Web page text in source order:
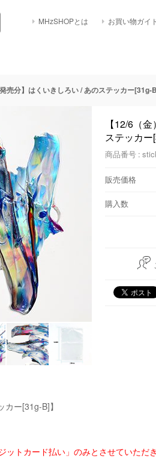
MHzSHOPとは お買い物ガイ
売分】はくいきしろい / あのステッカー[31g-
【12/6（
ステッカー
商品番号 :
販売価格
購入数
カー[31g-B]】
ットカード払い」のみとさせていただき